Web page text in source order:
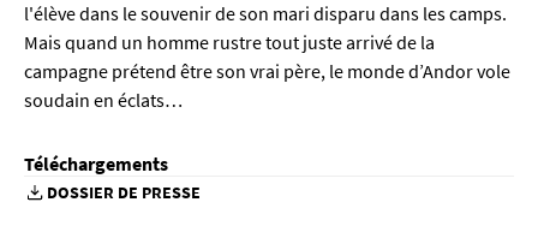
l'élève dans le souvenir de son mari disparu dans les camps.
Mais quand un homme rustre tout juste arrivé de la
campagne prétend être son vrai père, le monde d’Andor vole
soudain en éclats…
Téléchargements
DOSSIER DE PRESSE